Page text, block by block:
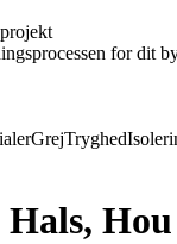
for dit
GrejTryghed